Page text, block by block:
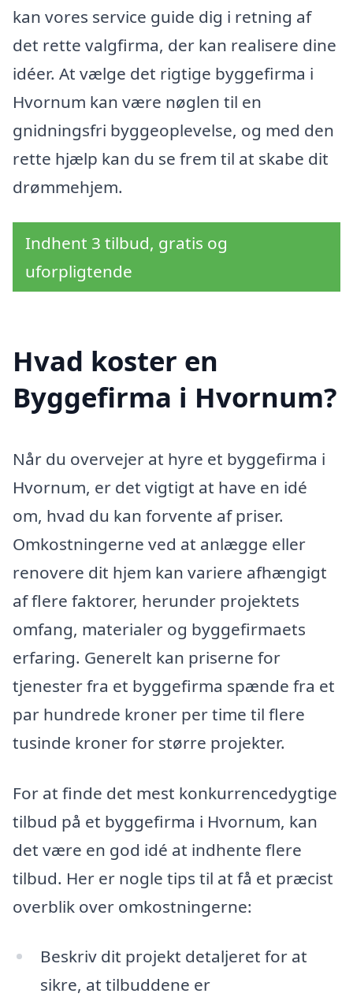
kan vores service guide dig i retning af
det rette valgfirma, der kan realisere dine
idéer. At vælge det rigtige byggefirma i
Hvornum kan være nøglen til en
gnidningsfri byggeoplevelse, og med den
rette hjælp kan du se frem til at skabe dit
drømmehjem.
Indhent 3 tilbud, gratis og
uforpligtende
Hvad koster en
Byggefirma i Hvornum?
Når du overvejer at hyre et byggefirma i
Hvornum, er det vigtigt at have en idé
om, hvad du kan forvente af priser.
Omkostningerne ved at anlægge eller
renovere dit hjem kan variere afhængigt
af flere faktorer, herunder projektets
omfang, materialer og byggefirmaets
erfaring. Generelt kan priserne for
tjenester fra et byggefirma spænde fra et
par hundrede kroner per time til flere
tusinde kroner for større projekter.
For at finde det mest konkurrencedygtige
tilbud på et byggefirma i Hvornum, kan
det være en god idé at indhente flere
tilbud. Her er nogle tips til at få et præcist
overblik over omkostningerne:
Beskriv dit projekt detaljeret for at
sikre, at tilbuddene er